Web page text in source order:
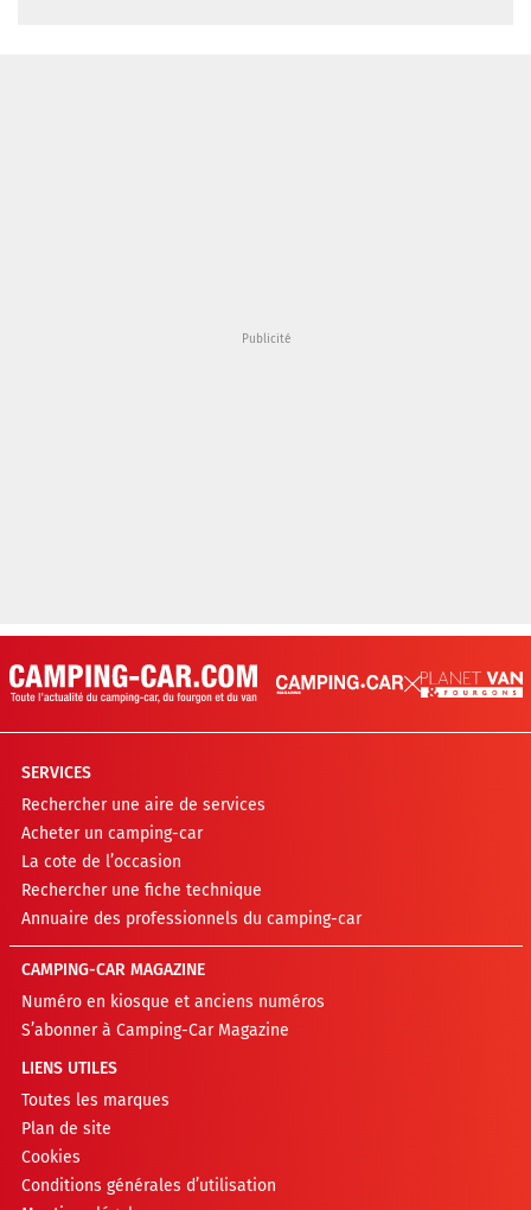
SERVICES
Rechercher une aire de services
Acheter un camping-car
La cote de l’occasion
Rechercher une fiche technique
Annuaire des professionnels du camping-car
CAMPING-CAR MAGAZINE
Numéro en kiosque et anciens numéros
S’abonner à Camping-Car Magazine
LIENS UTILES
Toutes les marques
Plan de site
Cookies
Conditions générales d’utilisation